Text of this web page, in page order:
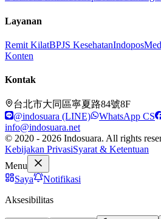
Layanan
Remit KilatBPJS KesehatanIndopos
Konten
Kontak
台北市大同區寧夏路84號8F
@indosuara (LINE)
WhatsApp CS
info@indosuara.net
© 2020 - 2026 Indosuara. All rights
Kebijakan PrivasiSyarat & Ketentuan
Menu
Saya
Notifikasi
Aksesibilitas